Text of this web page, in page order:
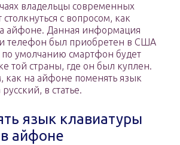
владельцы современных
с вопросом, как
айфоне. Данная информация
телефон был приобретен в США
по умолчанию смартфон будет
той страны, где он был куплен.
как на айфоне поменять язык
в статье.
язык клавиатуры
в айфоне